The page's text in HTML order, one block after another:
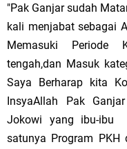
"Pak Ganjar sudah
kali menjabat sebagai
Memasuki Periode
tengah,dan Masuk
Saya Berharap kita
InsyaAllah Pak
Jokowi yang ibu-ibu
satunya Program PKH